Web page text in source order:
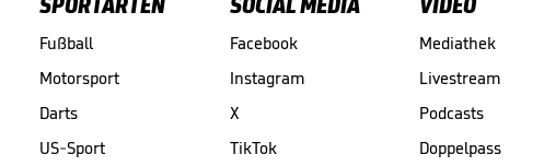
Fußball
Motorsport
Darts
US-Sport
Facebook
Instagram
X
TikTok
Mediathek
Livestream
Podcasts
Doppelpass